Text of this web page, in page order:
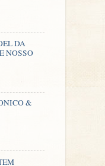
DA
NOSSO
&